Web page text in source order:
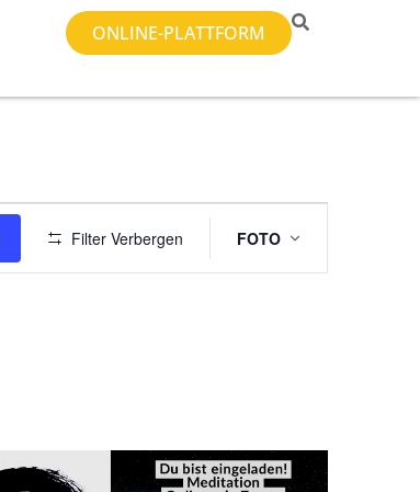
ONLINE-PLATTFORM
Filter Verbergen
Ansichten-
FOTO